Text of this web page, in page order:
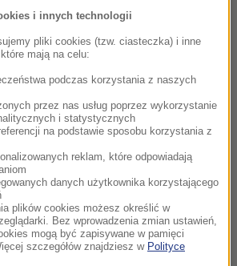
Kaczyński
artykułów od RMF24?dodaj w
i innych technologii
pliki cookies (tzw. ciasteczka) i inne
mają na celu:
podczas korzystania z naszych
przez nas usług poprzez wykorzystanie
i statystycznych
na podstawie sposobu korzystania z
reklam, które odpowiadają
danych użytkownika korzystającego
plików cookies możesz określić w
Bez wprowadzenia zmian ustawień,
mogą być zapisywane w pamięci
szczegółów znajdziesz w Polityce